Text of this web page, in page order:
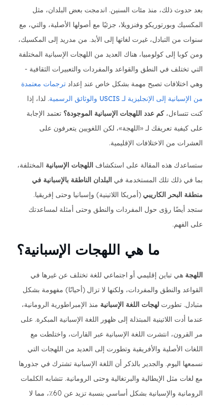
بعد حدوث ذلك، منذ مئات السنين. اندمجت بعض البلدان، مثل
المكسيك وبورتوريكو وفنزويلا، جزئيًا مع أصولها الأصلية، والتي، مع
سنوات من التبادل، غيرت لغاتها إلى الأبد. من مدريد إلى المكسيك،
ومن كوبا إلى كولومبيا، هناك العديد من اللهجات الإسبانية المختلفة
التي تختلف في النطق والقواعد والمفردات والتعبيرات الثقافية -
وهي اختلافات تصبح مهمة بشكل خاص عند إعداد ترجمات معتمدة
من الإسبانية إلى الإنجليزية لـ USCIS والوثائق الرسمية
. لذا، إذا
كنت تتساءل، كم عدد اللهجات الإسبانية الموجودة؟ تعتمد الإجابة
على كيفية تعريفك لـ «اللهجة»، لكن اللغويين يتعرفون على
العشرات من الاختلافات الإقليمية.
ستساعدك هذه المقالة على استكشاف اللهجات الإسبانية المختلفة،
بما في ذلك تلك المستخدمة في البلدان الناطقة بالإسبانية في
منطقة البحر الكاريبي (أمريكا اللاتينية) وإسبانيا وحتى إفريقيا.
ستجد أيضًا رؤى حول المفردات والنطق وحتى أمثلة لمساعدتك
على الفهم.
ما هي اللهجات الإسبانية؟
اللهجة هي تباين إقليمي أو اجتماعي للغة تختلف عن غيرها في
القواعد والنطق والمفردات، ولكنها لا تزال (أحيانًا) مفهومة بشكل
متبادل. تطورت لهجات اللغة الإسبانية منذ الإمبراطورية الرومانية،
عندما أدت اللاتينية المبتذلة إلى ظهور اللغة الإسبانية المبكرة. على
مر القرون، انتشرت اللغة الإسبانية عبر القارات، واختلطت مع
اللغات الأصلية والأفريقية وتطورت إلى العديد من اللهجات التي
نسمعها اليوم. والجدير بالذكر أن اللغة الإسبانية تشترك في جذورها
مع لغات مثل الإيطالية والبرتغالية وحتى الرومانية. تتشابه الكلمات
الرومانية والإسبانية بشكل أساسي بنسبة تزيد عن 60٪، مما لا